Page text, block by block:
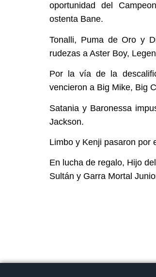
oportunidad del
ostenta Bane.
Tonalli, Puma de Oro y
rudezas a Aster Boy,
Por la vía de la
vencieron a Big Mike, Big
Satania y Baronessa
Jackson.
Limbo y Kenji pasaron por
En lucha de regalo, Hijo
Sultán y Garra Mortal